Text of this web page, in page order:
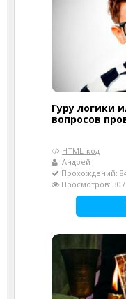
Гуру логики
вопросов
HTML-код
Андрей
Прохождений:
Просмотров: 307